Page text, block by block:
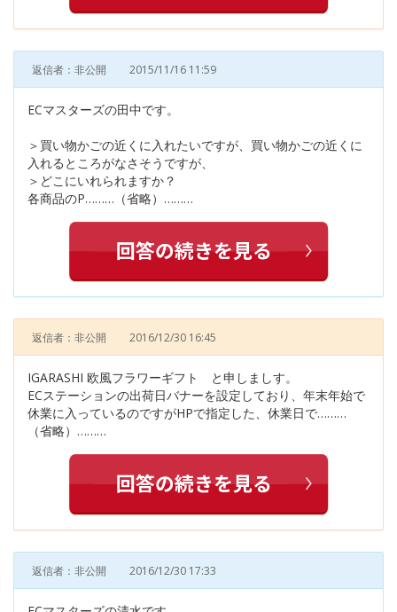
返信者：非公開 2015/11/16 11:59
ECマスターズの田中です。
＞買い物かごの近くに入れたいですが、買い物かごの近くに
入れるところがなさそうですが、
＞どこにいれられますか？
各商品のP………（省略）………
返信者：非公開 2016/12/30 16:45
IGARASHI 欧風フラワーギフト と申しましす。
ECステーションの出荷日バナーを設定しており、年末年始で
休業に入っているのですがHPで指定した、休業日で………
（省略）………
返信者：非公開 2016/12/30 17:33